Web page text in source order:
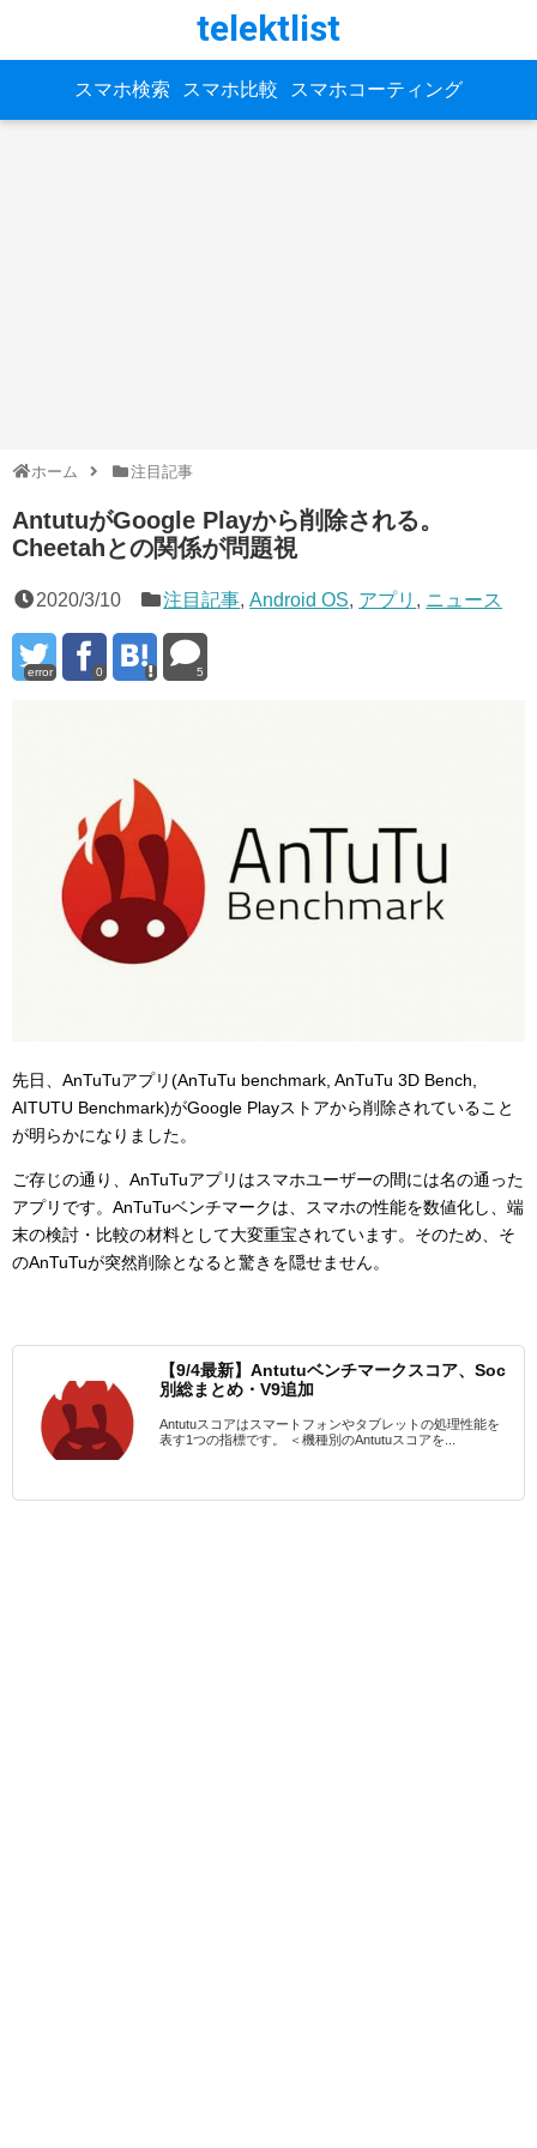
telektlist
スマホ検索 スマホ比較 スマホコーティング
ホーム 注目記事
AntutuがGoogle Playから削除される。
Cheetahとの関係が問題視
2020/3/10 注目記事,Android OS, アプリ , ニュース
error 0 5
先日、AnTuTuアプリ(AnTuTu benchmark, AnTuTu 3D Bench,
AITUTU Benchmark)がGoogle Playストアから削除されていること
が明らかになりました。
ご存じの通り、AnTuTuアプリはスマホユーザーの間には名の通った
アプリです。AnTuTuベンチマークは、スマホの性能を数値化し、端
末の検討・比較の材料として大変重宝されています。そのため、そ
のAnTuTuが突然削除となると驚きを隠せません。
【9/4最新】Antutuベンチマークスコア、Soc
別総まとめ・V9追加
Antutuスコアはスマートフォンやタブレットの処理性能を
表す1つの指標です。 ＜機種別のAntutuスコアを...